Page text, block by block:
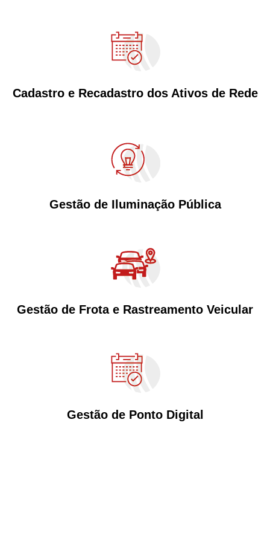
Cadastro e Recadastro dos Ativos de Rede
Gestão de Iluminação Pública
Gestão de Frota e Rastreamento Veicular
Gestão de Ponto Digital